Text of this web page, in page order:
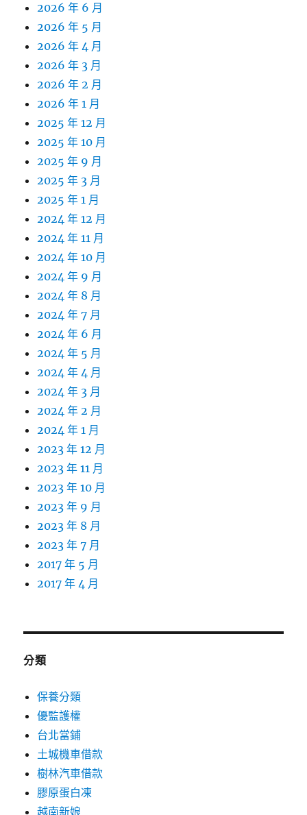
2026 年 6 月
2026 年 5 月
2026 年 4 月
2026 年 3 月
2026 年 2 月
2026 年 1 月
2025 年 12 月
2025 年 10 月
2025 年 9 月
2025 年 3 月
2025 年 1 月
2024 年 12 月
2024 年 11 月
2024 年 10 月
2024 年 9 月
2024 年 8 月
2024 年 7 月
2024 年 6 月
2024 年 5 月
2024 年 4 月
2024 年 3 月
2024 年 2 月
2024 年 1 月
2023 年 12 月
2023 年 11 月
2023 年 10 月
2023 年 9 月
2023 年 8 月
2023 年 7 月
2017 年 5 月
2017 年 4 月
分類
保養分類
優監護權
台北當鋪
土城機車借款
樹林汽車借款
膠原蛋白凍
越南新娘